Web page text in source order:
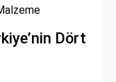
Dört